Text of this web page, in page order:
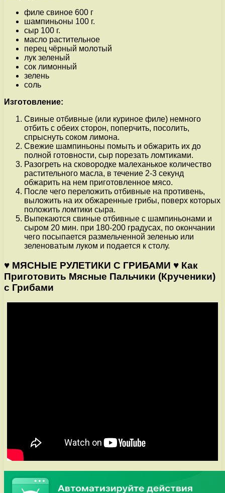
филе свиное 600 г
шампиньоны 100 г.
сыр 100 г.
масло растительное
перец чёрный молотый
лук зеленый
сок лимонный
зелень
соль
Изготовление:
Свиные отбивные (или куриное филе) немного
отбить с обеих сторон, поперчить, посолить,
спрыснуть соком лимона.
Свежие шампиньоны помыть и обжарить их до
полной готовности, сыр порезать ломтиками.
Разогреть на сковородке малеханькое количество
растительного масла, в течение 2-3 секунд
обжарить на нем приготовленное мясо.
После чего переложить отбивные на противень,
выложить на их обжаренные грибы, поверх которых
положить ломтики сыра.
Выпекаются свиные отбивные с шампиньонами и
сыром 20 мин. при 180-200 градусах, по окончании
чего посыпается размельченной зеленью или
зеленоватым луком и подается к столу.
♥ МЯСНЫЕ РУЛЕТИКИ С ГРИБАМИ ♥ Как
Приготовить Мясные Пальчики (Крученики)
с Грибами